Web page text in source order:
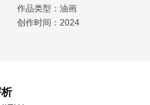
作品类型：油画
创作时间：2024